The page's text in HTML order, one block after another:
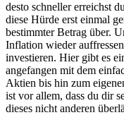
desto schneller erreichst
diese Hürde erst einmal
bestimmter Betrag über.
Inflation wieder
investieren. Hier gibt es
angefangen mit dem
Aktien bis hin zum
ist vor allem, dass du dir
dieses nicht anderen